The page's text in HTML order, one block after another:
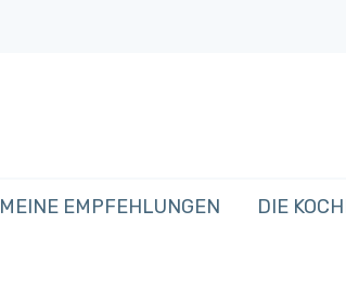
MEINE EMPFEHLUNGEN DIE